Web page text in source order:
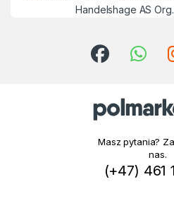
Handelshage AS
Masz pytania?
nas.
(+47) 461